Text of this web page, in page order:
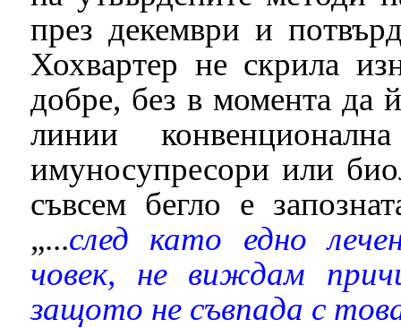
през декември и
Хохвартер не скрила
добре, без в момента да
линии
имуносупресори или
съвсем бегло е
„...след като едно
човек, не виждам
защото не съвпада с